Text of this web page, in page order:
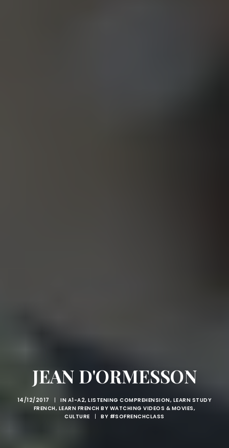
JEAN D'ORMESSON
14/12/2017 | IN A1-A2,LISTENING COMPREHENSION, LEARN STUDY
FRENCH, LEARN FRENCH BY WATCHING VIDEOS & MOVIES,
CULTURE
| BY #SOFRENCHCLASS